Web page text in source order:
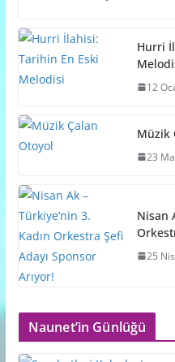
Hurri
12
Müzik
23
Nisan
25
Naunet’in Günlüğü